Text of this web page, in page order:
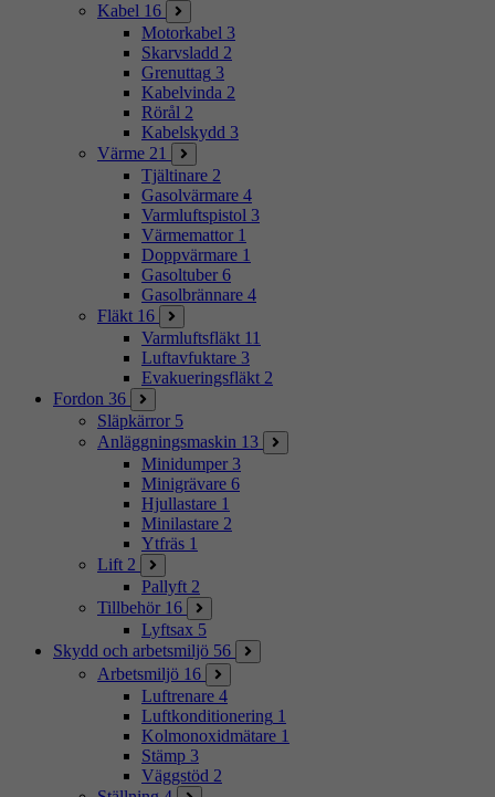
Kabel 16
Motorkabel 3
Skarvsladd 2
Grenuttag 3
Kabelvinda 2
Rörål 2
Kabelskydd 3
Värme 21
Tjältinare 2
Gasolvärmare 4
Varmluftspistol 3
Värmemattor 1
Doppvärmare 1
Gasoltuber 6
Gasolbrännare 4
Fläkt 16
Varmluftsfläkt 11
Luftavfuktare 3
Evakueringsfläkt 2
Fordon 36
Släpkärror 5
Anläggningsmaskin 13
Minidumper 3
Minigrävare 6
Hjullastare 1
Minilastare 2
Ytfräs 1
Lift 2
Pallyft 2
Tillbehör 16
Lyftsax 5
Skydd och arbetsmiljö 56
Arbetsmiljö 16
Luftrenare 4
Luftkonditionering 1
Kolmonoxidmätare 1
Stämp 3
Väggstöd 2